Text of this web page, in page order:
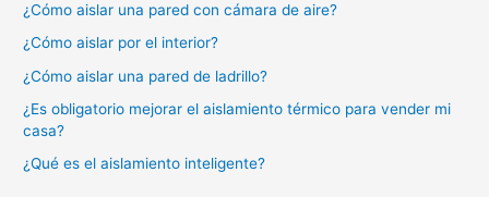
¿Cómo aislar una pared con cámara de aire?
¿Cómo aislar por el interior?
¿Cómo aislar una pared de ladrillo?
¿Es obligatorio mejorar el aislamiento térmico para vender mi
casa?
¿Qué es el aislamiento inteligente?